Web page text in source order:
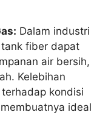
Dalam industri
fiber dapat
air bersih,
Kelebihan
kondisi
ideal